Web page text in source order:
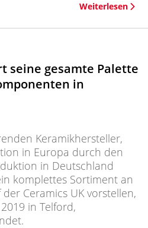
Weiterlesen
seine gesamte Palette
in
Keramikhersteller,
in Europa durch den
in Deutschland
komplettes Sortiment an
Ceramics UK vorstellen,
in Telford,